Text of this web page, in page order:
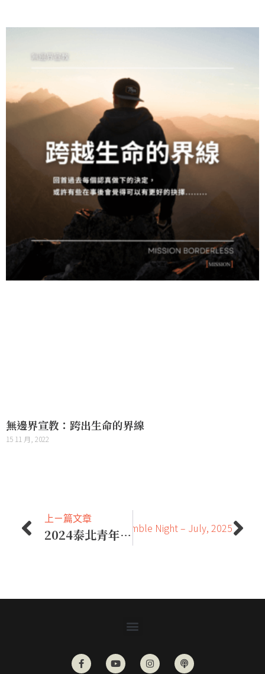
無邊界宣教：跨出生命的界線
15 11 月, 2022
上ㄧ篇文章
2024泰北青年短宣隊：6個國家的60位青年集結，齊聚泰北回應神
下一篇文章 Assemble Night – July, 2025